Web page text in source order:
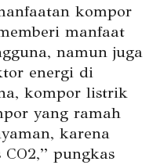
kompor
manfaat
namun juga
energi di
kompor listrik
yang ramah
karena
pungkas